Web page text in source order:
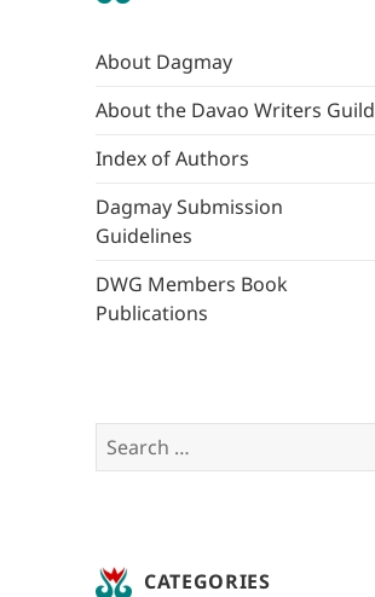
About Dagmay
About the Davao Writers Guild
Index of Authors
Dagmay Submission
Guidelines
DWG Members Book
Publications
Search
for:
CATEGORIES